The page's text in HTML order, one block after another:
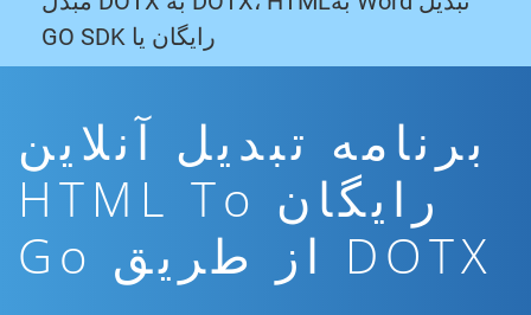
رایگان یا GO SDK
برنامه تبدیل آنلاین
رایگان HTML To
DOTX از طریق Go